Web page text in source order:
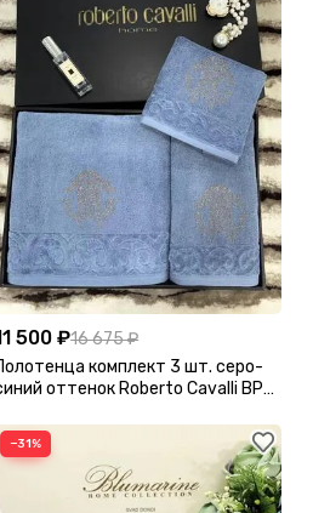
500 ₽16 675 ₽
комплект 3 шт. серо-
оттенок Roberto Cavalli BP-
−31%